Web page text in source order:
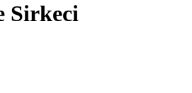
Sirkeci